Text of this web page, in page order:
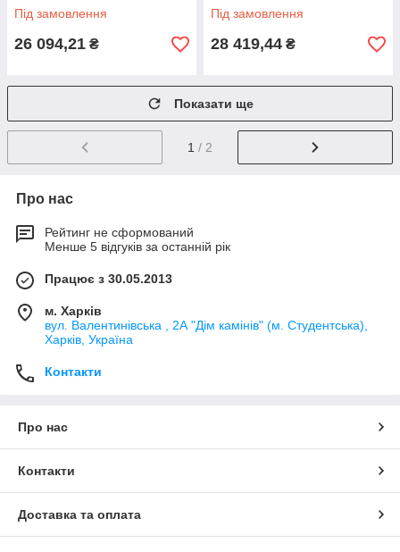
Під замовлення
26 094,21 ₴
Під замовлення
28 419,44 ₴
Показати ще
1 / 2
Про нас
Рейтинг не сформований
Менше 5 відгуків за останній рік
Працює з 30.05.2013
м. Харків
вул. Валентинівська , 2А "Дім камінів" (м. Студентська),
Харків, Україна
Контакти
Про нас
Контакти
Доставка та оплата